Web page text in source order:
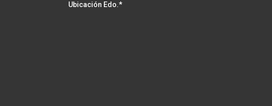
Ubicación Edo.*